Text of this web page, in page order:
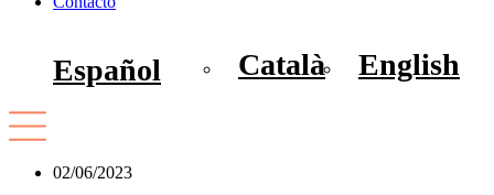
Español Català English
02/06/2023